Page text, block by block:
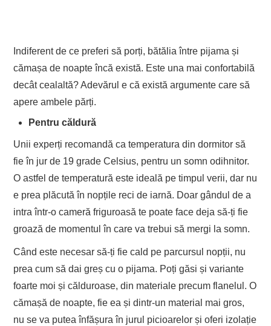
Indiferent de ce preferi să porți, bătălia între pijama și
cămașa de noapte încă există. Este una mai confortabilă
decât cealaltă? Adevărul e că există argumente care să
apere ambele părți.
Pentru căldură
Unii experți recomandă ca temperatura din dormitor să
fie în jur de 19 grade Celsius, pentru un somn odihnitor.
O astfel de temperatură este ideală pe timpul verii, dar nu
e prea plăcută în nopțile reci de iarnă. Doar gândul de a
intra într-o cameră friguroasă te poate face deja să-ți fie
groază de momentul în care va trebui să mergi la somn.
Când este necesar să-ți fie cald pe parcursul nopții, nu
prea cum să dai greș cu o pijama. Poți găsi și variante
foarte moi și călduroase, din materiale precum flanelul. O
cămașă de noapte, fie ea și dintr-un material mai gros,
nu se va putea înfășura în jurul picioarelor și oferi izolație